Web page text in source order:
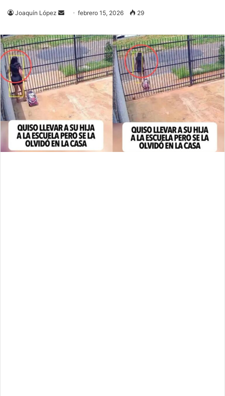
Joaquín López
Send
email
febrero 15, 2026 29